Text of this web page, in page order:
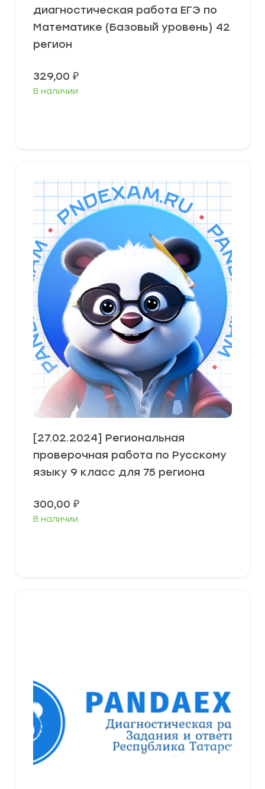
диагностическая работа ЕГЭ по
Математике (Базовый уровень) 42
регион
329,00 ₽
В наличии
[27.02.2024] Региональная
проверочная работа по Русскому
языку 9 класс для 75 региона
300,00 ₽
В наличии